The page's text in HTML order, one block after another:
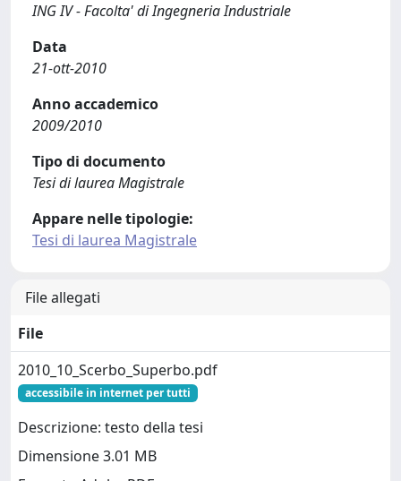
ING IV - Facolta' di Ingegneria Industriale
Data
21-ott-2010
Anno accademico
2009/2010
Tipo di documento
Tesi di laurea Magistrale
Appare nelle tipologie:
Tesi di laurea Magistrale
File allegati
File
2010_10_Scerbo_Superbo.pdf
accessibile in internet per tutti
Descrizione: testo della tesi
Dimensione 3.01 MB